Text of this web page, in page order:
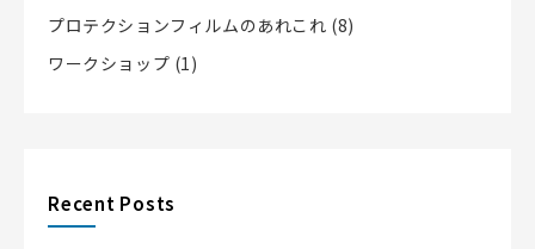
プロテクションフィルムのあれこれ (8)
ワークショップ (1)
Recent Posts